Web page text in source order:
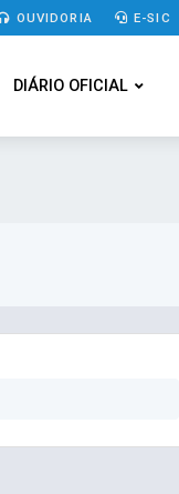
OUVIDORIA E-SIC
DIÁRIO OFICIAL